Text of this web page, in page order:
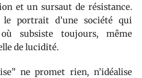
et un sursaut de résistance.
le portrait d’une société qui
subsiste toujours, même
de lucidité.
ne promet rien, n’idéalise